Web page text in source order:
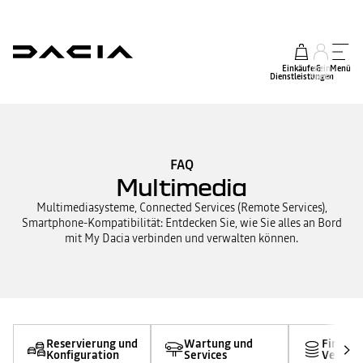
Einkäufe &
Dienstleistungen
mein
Konto
Menü
FAQ
Multimedia
Multimediasysteme, Connected Services (Remote Services),
Smartphone-Kompatibilität: Entdecken Sie, wie Sie alles an Bord
mit My Dacia verbinden und verwalten können.
Reservierung und
Konfiguration
Wartung und
Services